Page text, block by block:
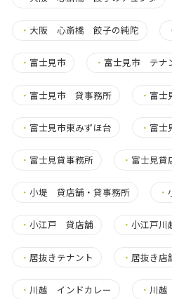
・ 大阪 心斎橋 餃子の純陀
・ 富士見市 ・ 富士見市 テナ
・ 富士見市 貸事務所 ・ 富
・ 富士見市東みずほ台 ・ 富士
・ 富士見貸事務所 ・ 富士見貸
・ 小堤 貸店舗・貸事務所 ・
・ 小江戸 貸店舗 ・小江戸川
・ 居抜きテナント ・ 居抜き店
・ 川越 インドカレー ・ 川